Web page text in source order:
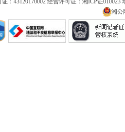
：43120170002 经营许可证：湘ICP证
湘公